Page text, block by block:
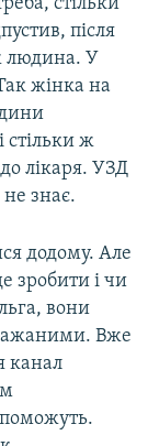
стільки
після
людина. У
жінка на
стільки ж
лікаря. УЗД
знає.
додому. Але
зробити і чи
вони
Вже
канал